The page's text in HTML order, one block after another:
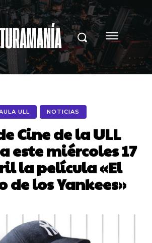
ULL NOTICIAS
Cine de la ULL
este miércoles 17
la película «El
de los Yankees»